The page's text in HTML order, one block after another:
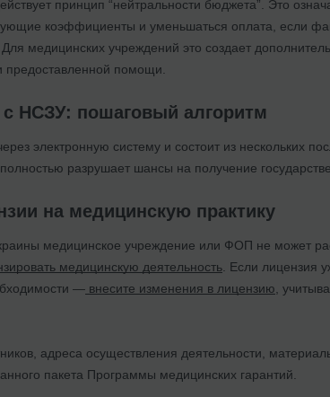
принцип “нейтральности бюджета”. Это
коэффициенты и уменьшаться оплата, если
медицинских учреждений это создает
предоставленной помощи.
с НСЗУ: пошаговый алгоритм
электронную систему и состоит из нескольких
разрушает шансы на получение
на медицинскую практику
медицинское учреждение или ФОП не может
медицинскую деятельность . Если лицензия
— внесите изменения в лицензию ,
адреса осуществления деятельности,
пакета Программы медицинских гарантий.